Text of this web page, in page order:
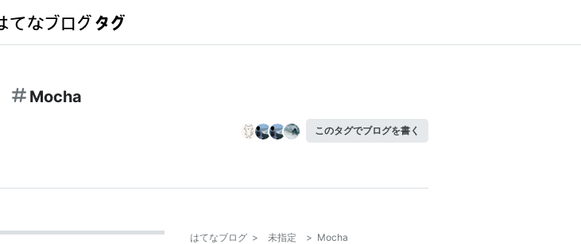
Mocha
このタグでブログを書く
はてなブログ > 未指定 > Mocha